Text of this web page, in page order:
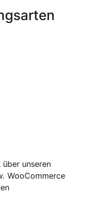
unseren
WooCommerce